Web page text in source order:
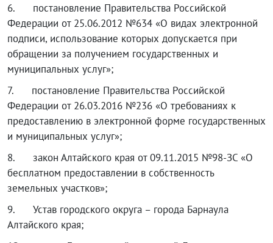
6. постановление Правительства Российской
Федерации от 25.06.2012 №634 «О видах электронной
подписи, использование которых допускается при
обращении за получением государственных и
муниципальных услуг»;
7. постановление Правительства Российской
Федерации от 26.03.2016 №236 «О требованиях к
предоставлению в электронной форме государственных
и муниципальных услуг»;
8. закон Алтайского края от 09.11.2015 №98-ЗС «О
бесплатном предоставлении в собственность
земельных участков»;
9. Устав городского округа – города Барнаула
Алтайского края;